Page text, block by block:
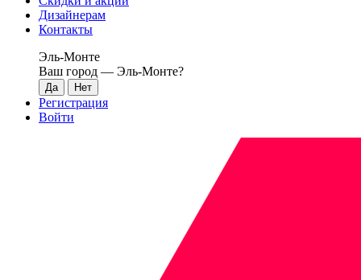
Дизайнерам
Контакты
Эль-Монте
Ваш город — Эль-Монте?
Регистрация
Войти